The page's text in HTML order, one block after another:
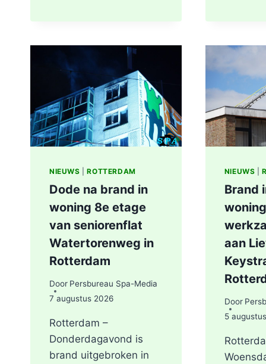
NIEUWS |ROTTERDAM
Dode na brand in
woning 8e etage
van seniorenflat
Watertorenweg in
Rotterdam
Door Persbureau Spa-Media
7 augustus 2026
Rotterdam –
Donderdagavond is
brand uitgebroken in
NIEUWS |
Brand
aan
Door
5